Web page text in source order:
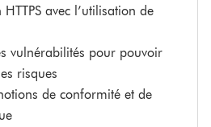
avec l’utilisation de
vulnérabilités pour pouvoir
risques
de conformité et de